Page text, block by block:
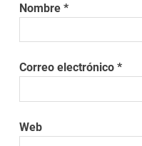
Nombre*
Correo electrónico*
Web